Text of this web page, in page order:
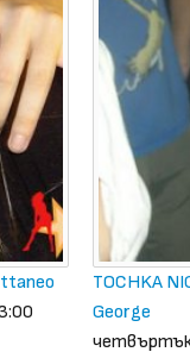
TOCHKA
George